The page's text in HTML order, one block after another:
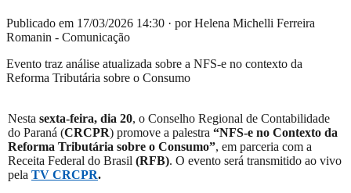
Publicado em 17/03/2026 14:30 · por Helena Michelli Ferreira
Romanin - Comunicação
Evento traz análise atualizada sobre a NFS-e no contexto da
Reforma Tributária sobre o Consumo
Nesta sexta-feira, dia 20, o Conselho Regional de Contabilidade
do Paraná (CRCPR) promove a palestra “NFS-e no Contexto da
Reforma Tributária sobre o Consumo”, em parceria com a
Receita Federal do Brasil (RFB). O evento será transmitido ao vivo
pela TV CRCPR.